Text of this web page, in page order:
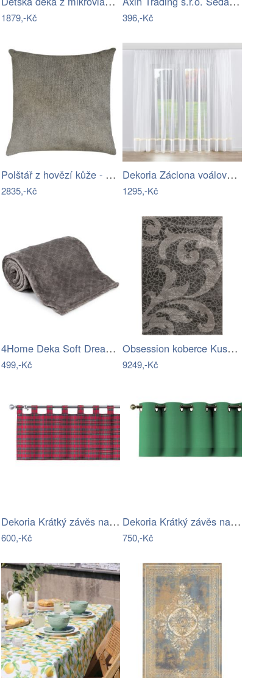
1879,-Kč 396,-Kč
Polštář z hovězí kůže - šedá - 45*45…
2835,-Kč
Dekoria Záclona voálová jednoduchá s…
1295,-Kč
4Home Deka Soft Dreams Luxury šedá, 150…
499,-Kč
Obsession koberce Kusový koberec My…
9249,-Kč
Dekoria Krátký závěs na poutkách,…
600,-Kč
Dekoria Krátký závěs na kroužcích,…
750,-Kč